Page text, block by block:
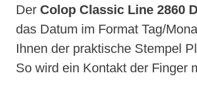
Der Colop Classic Line 2860
das Datum im Format Tag/
Ihnen der praktische Stempel
So wird ein Kontakt der Finger